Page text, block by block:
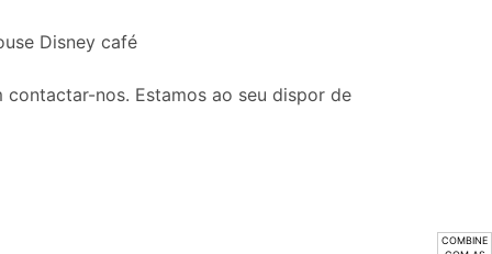
COMBINE
Disney café
nos. Estamos ao seu dispor de